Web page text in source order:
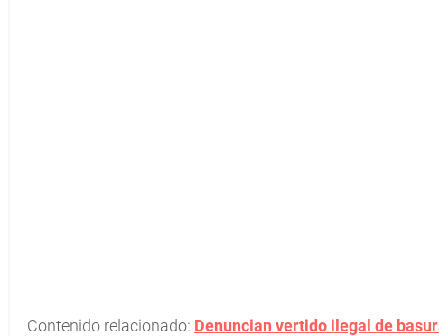
Contenido relacionado: Denuncian vertido ilegal de